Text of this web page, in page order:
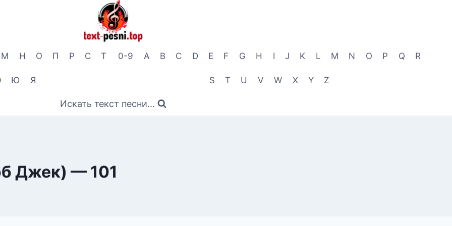
М Н О П Р С Т
Ю Я
0-9 A B C D E F G H I J K L M N O P Q R
S T U V W X Y Z
Искать текст песни...
Джек) — 101